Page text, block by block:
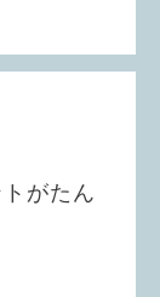
がたん